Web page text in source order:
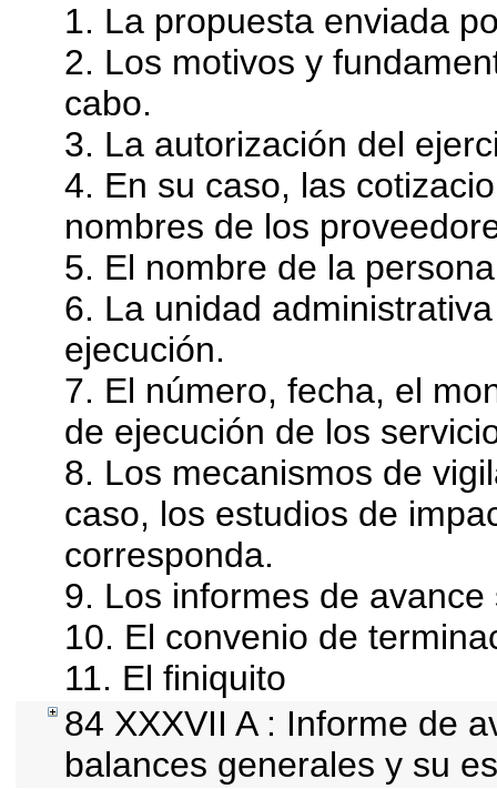
1. La propuesta enviada
2. Los motivos y
cabo.
3. La autorización del
4. En su caso, las
nombres de los
5. El nombre de la
6. La unidad
ejecución.
7. El número, fecha, el
de ejecución de los
8. Los mecanismos de
caso, los estudios de
corresponda.
9. Los informes de
10. El convenio de
11. El finiquito
84 XXXVII A : Informe de
balances generales y su